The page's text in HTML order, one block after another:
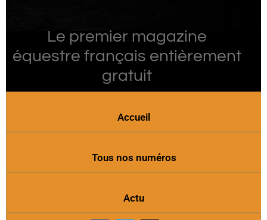
Le premier magazine
équestre français entièrement
gratuit
Accueil
Tous nos numéros
Actu